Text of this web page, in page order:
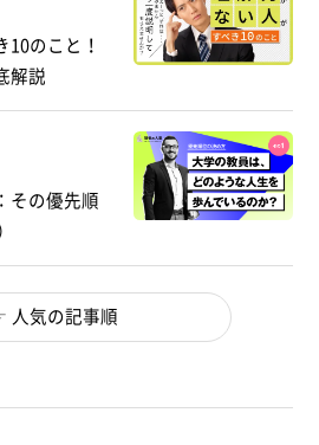
のこと！
解説
その優先順
人気の記事順